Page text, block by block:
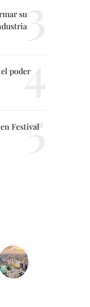
su
poder
Festival